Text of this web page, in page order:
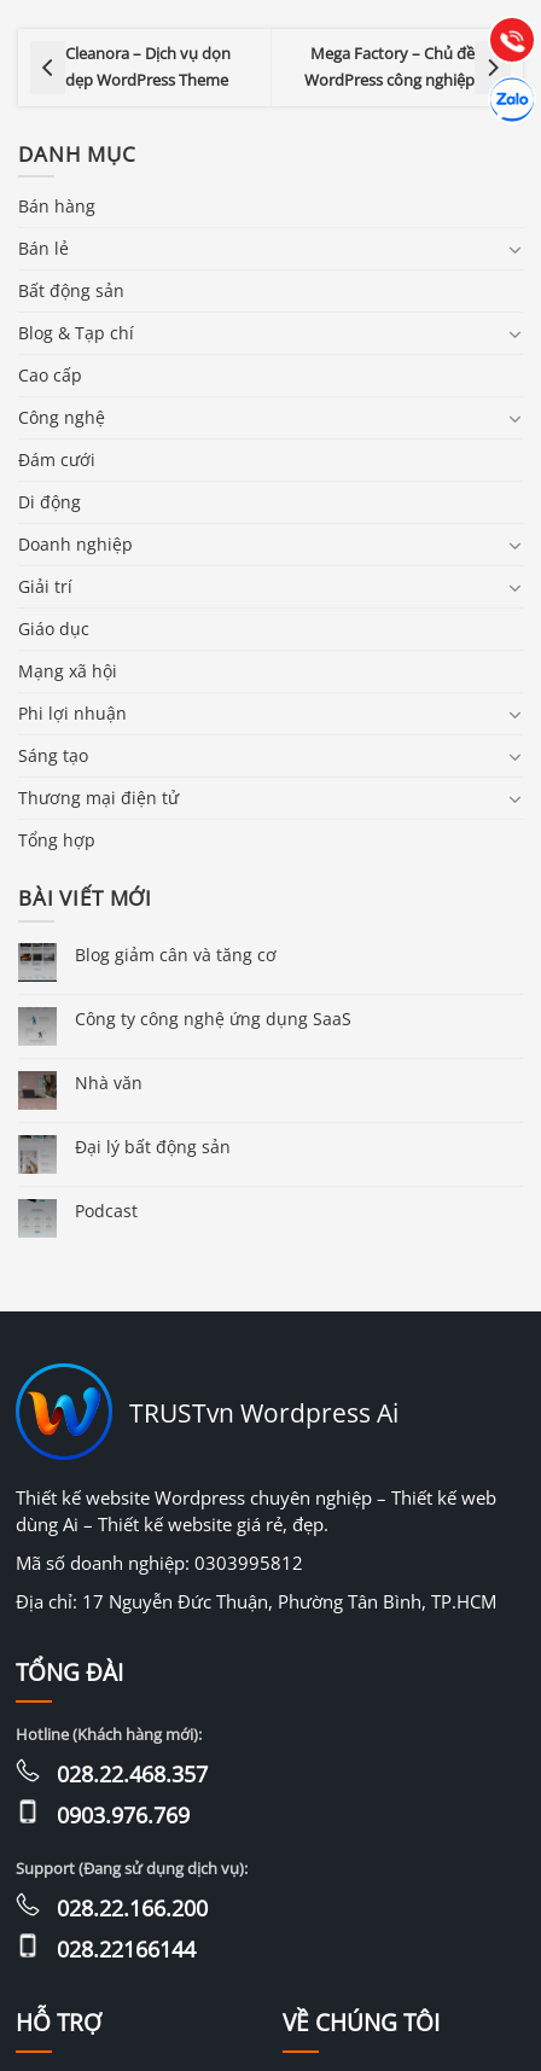
Cleanora – Dịch vụ dọn
dẹp WordPress Theme
Mega Factory – Chủ đề
WordPress công nghiệp
DANH MỤC
Bán hàng
Bán lẻ
Bất động sản
Blog & Tạp chí
Cao cấp
Công nghệ
Đám cưới
Di động
Doanh nghiệp
Giải trí
Giáo dục
Mạng xã hội
Phi lợi nhuận
Sáng tạo
Thương mại điện tử
Tổng hợp
BÀI VIẾT MỚI
Blog giảm cân và tăng cơ
Công ty công nghệ ứng dụng SaaS
Nhà văn
Đại lý bất động sản
Podcast
TRUSTvn Wordpress Ai
Thiết kế website Wordpress chuyên nghiệp – Thiết kế web
dùng Ai – Thiết kế website giá rẻ, đẹp.
Mã số doanh nghiệp: 0303995812
Địa chỉ: 17 Nguyễn Đức Thuận, Phường Tân Bình, TP.HCM
HỖ TRỢ VỀ CHÚNG TÔI
TỔNG ĐÀI
Hotline (Khách hàng mới):
028.22.468.357
0903.976.769
Support (Đang sử dụng dịch vụ):
028.22.166.200
028.22166144
Gọi
(028) 22.166.144
Chát
Hợp tác